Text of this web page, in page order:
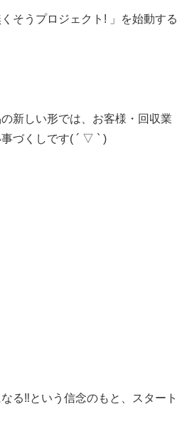
そうプロジェクト! 」を始動する
新しい形では、お客様・回収業
づくしです( ´ ▽ ` )
る‼️という信念のもと、スタート